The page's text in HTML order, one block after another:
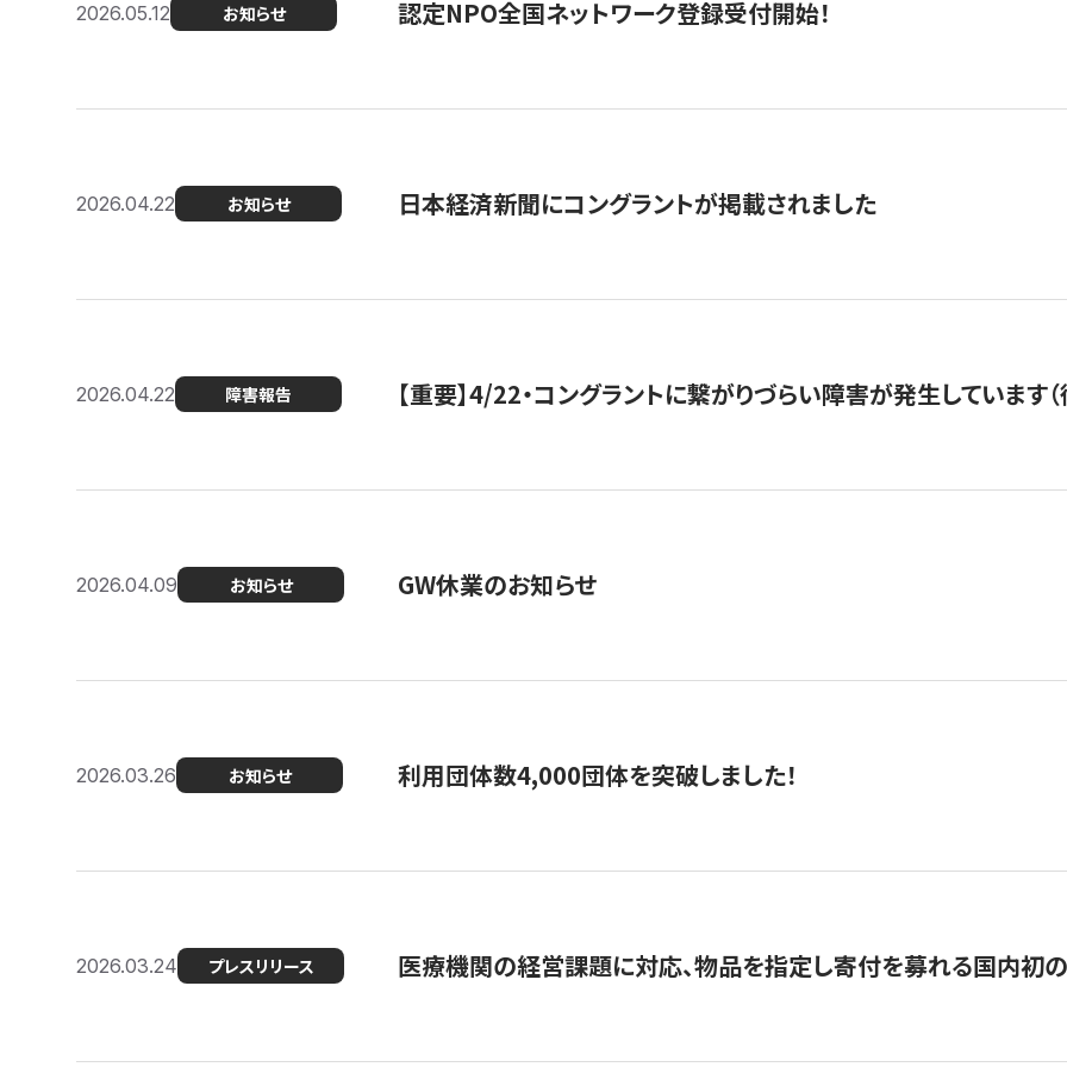
2026.05.12 お知らせ 認定NPO全国ネットワーク登録受付開始！
2026.04.22 お知らせ 日本経済新聞にコングラントが掲載されました
2026.04.22 障害報告 【重要】4/22・コングラントに繋がりづらい障害が発生しています（
2026.04.09 お知らせ GW休業のお知らせ
2026.03.26 お知らせ 利用団体数4,000団体を突破しました！
2026.03.24 プレスリリース 医療機関の経営課題に対応、物品を指定し寄付を募れる国内初の